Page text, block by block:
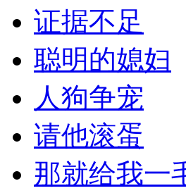
证据不足
聪明的媳妇
人狗争宠
请他滚蛋
那就给我一